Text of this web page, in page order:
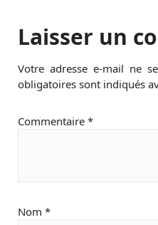
Laisser un
Votre adresse e-mail ne
obligatoires sont indiqués
Commentaire *
Nom *